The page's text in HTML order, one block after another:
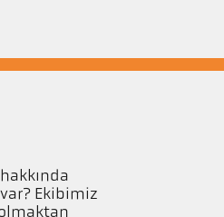
var? Ekibimiz